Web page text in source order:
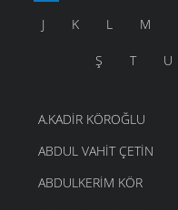
J K L M
Ş T U
A.KADIR KÖROĞLU
ABDUL VAHIT ÇETIN
ABDULKERIM KÖR